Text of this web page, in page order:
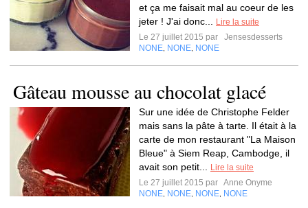
et ça me faisait mal au coeur de les
jeter ! J'ai donc...
Lire la suite
Le 27 juillet 2015 par
Jensesdesserts
NONE NONE NONE
Gâteau mousse au chocolat glacé
Sur une idée de Christophe Felder
mais sans la pâte à tarte. Il était à la
carte de mon restaurant "La Maison
Bleue" à Siem Reap, Cambodge, il
avait son petit...
Lire la suite
Le 27 juillet 2015 par Anne Onyme
NONE NONE NONE NONE